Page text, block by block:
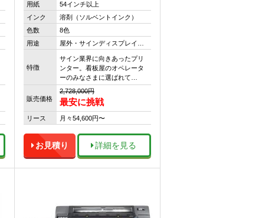
用紙
54インチ以上
インク
溶剤（ソルベントインク）
色数
8色
用途
屋外・サインディスプレイ…
特徴
サイン業界に向きあったプリ
ンター。看板屋のオペレータ
ーのみなさまに選ばれて…
販売価格
2,728,000円
最安に挑戦
リース 月々54,600円〜
お見積り 詳細を見る